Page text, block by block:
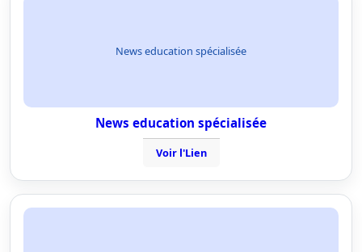
News education spécialisée
News education spécialisée
Voir l'Lien